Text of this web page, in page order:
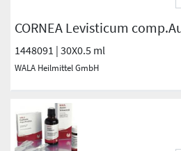
CORNEA Levisticum
1448091 | 30X0.5 ml
WALA Heilmittel GmbH